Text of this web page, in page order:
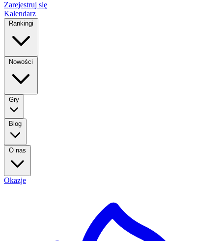
Zarejestruj się
Kalendarz
Rankingi
Nowości
Gry
Blog
O nas
Okazje